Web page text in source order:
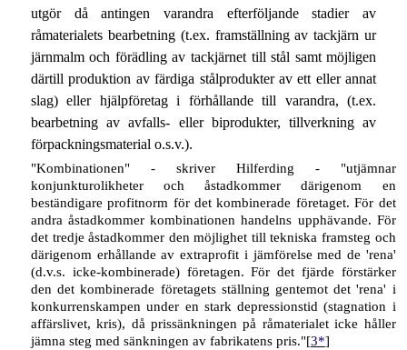
utgör då antingen varandra efterföljande stadier av
råmaterialets bearbetning (t.ex. framställning av tackjärn ur
järnmalm och förädling av tackjärnet till stål samt möjligen
därtill produktion av färdiga stålprodukter av ett eller annat
slag) eller hjälpföretag i förhållande till varandra, (t.ex.
bearbetning av avfalls- eller biprodukter, tillverkning av
förpackningsmaterial o.s.v.).
"Kombinationen" - skriver Hilferding - "utjämnar
konjunkturolikheter och åstadkommer därigenom en
beständigare profitnorm för det kombinerade företaget. För det
andra åstadkommer kombinationen handelns upphävande. För
det tredje åstadkommer den möjlighet till tekniska framsteg och
därigenom erhållande av extraprofit i jämförelse med de 'rena'
(d.v.s. icke-kombinerade) företagen. För det fjärde förstärker
den det kombinerade företagets ställning gentemot det 'rena' i
konkurrenskampen under en stark depressionstid (stagnation i
affärslivet, kris), då prissänkningen på råmaterialet icke håller
jämna steg med sänkningen av fabrikatens pris."[3*]